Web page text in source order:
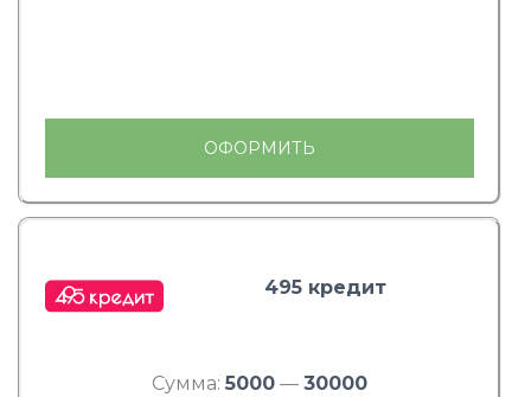
ОФОРМИТЬ
495 кредит
Сумма: 5000 — 30000